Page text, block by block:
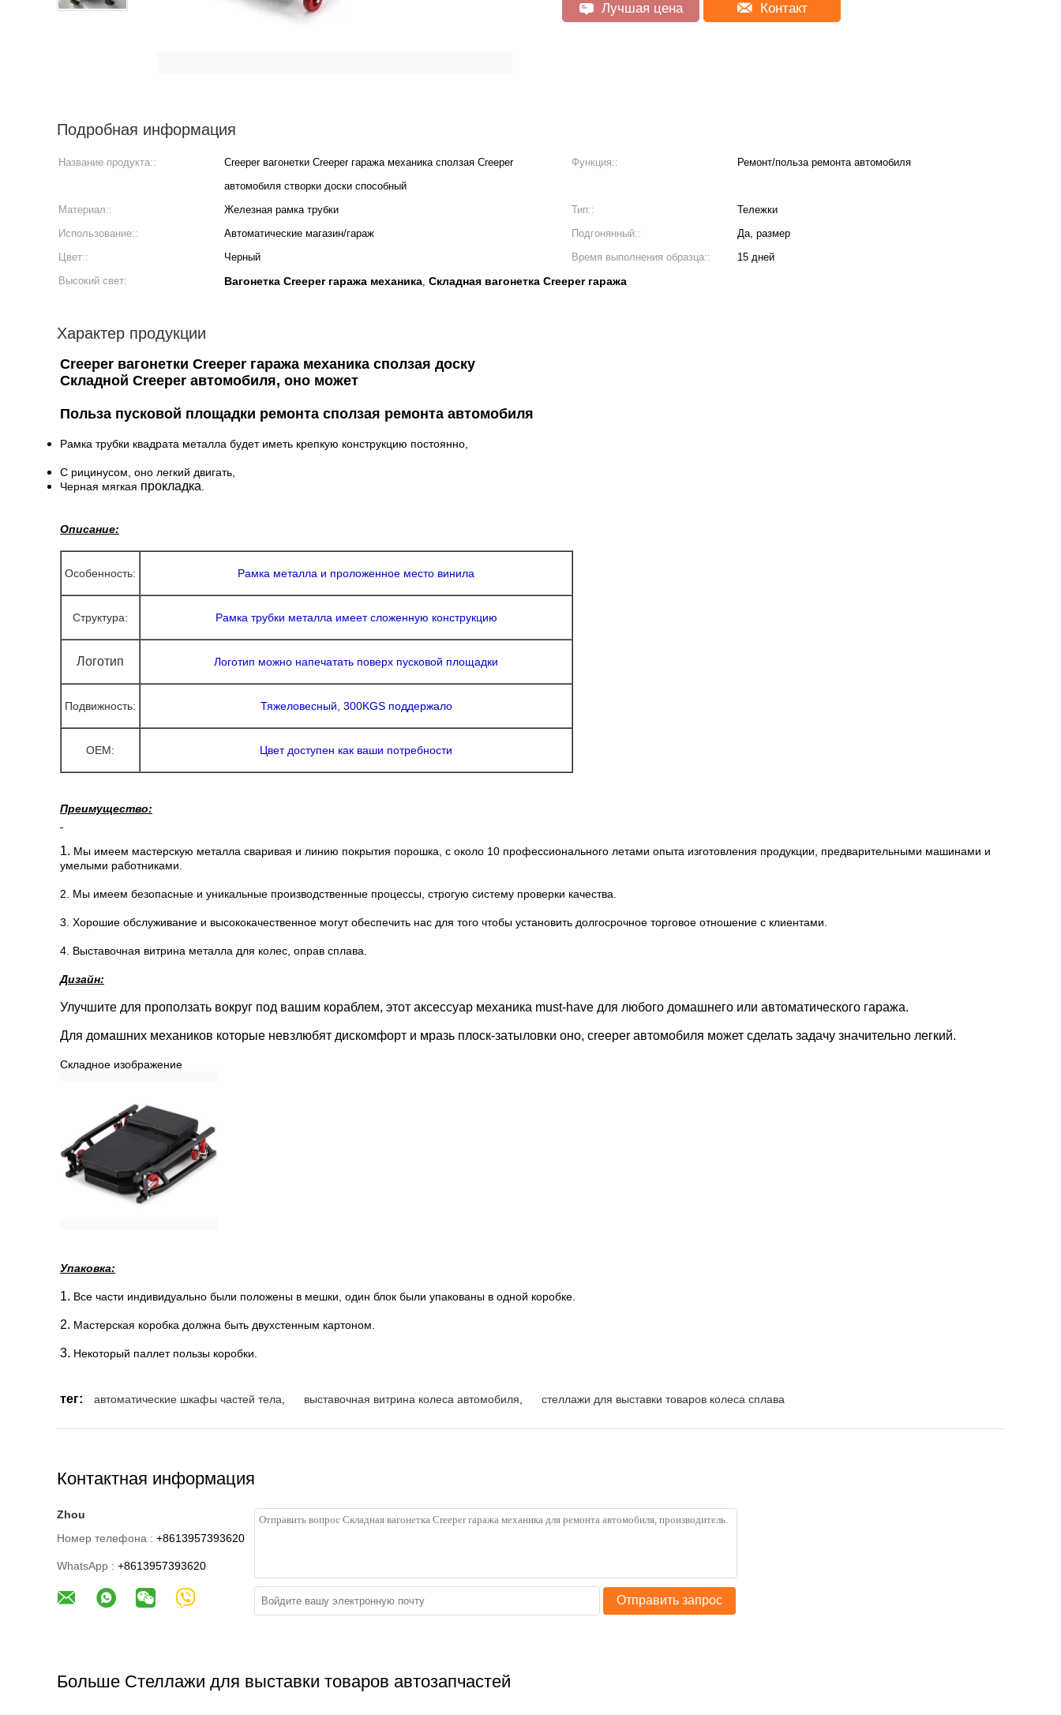
Лучшая цена Контакт
Подробная информация
Название продукта::
Creeper вагонетки Creeper гаража механика сползая Creeper
автомобиля створки доски способный
Функция:: Ремонт/польза ремонта автомобиля
Материал:: Железная рамка трубки Тип::
Тележки
Использование::
Автоматические магазин/гараж Подгонянный::
Да, размер
Цвет::
Черный Время выполнения образца::
15 дней
Высокий свет:
Вагонетка Creeper гаража механика, Складная вагонетка Creeper гаража
Характер продукции
Creeper вагонетки Creeper гаража механика сползая доску
Складной Creeper автомобиля, оно может
Польза пусковой площадки ремонта сползая ремонта автомобиля
Рамка трубки квадрата металла будет иметь крепкую конструкцию постоянно,
С рицинусом, оно легкий двигать,
Черная мягкая прокладка
Описание:
Особенность: Рамка металла и проложенное место винила
Структура: Рамка трубки металла имеет сложенную конструкцию
Логотип Логотип можно напечатать поверх пусковой площадки
Подвижность: Тяжеловесный, 300KGS поддержало
OEM: Цвет доступен как ваши потребности
Преимущество:
1. Мы имеем мастерскую металла сваривая и линию покрытия порошка, с около 10 профессионального летами опыта изготовления продукции, предварительными машинами и
умелыми работниками.
2. Мы имеем безопасные и уникальные производственные процессы, строгую систему проверки качества.
3. Хорошие обслуживание и высококачественное могут обеспечить нас для того чтобы установить долгосрочное торговое отношение с клиентами.
4. Выставочная витрина металла для колес, оправ сплава.
Дизайн:
Улучшите для проползать вокруг под вашим кораблем, этот аксессуар механика must-have для любого домашнего или автоматического гаража.
Для домашних механиков которые невзлюбят дискомфорт и мразь плоск-затыловки оно, creeper автомобиля может сделать задачу значительно легкий.
Складное изображение
Упаковка:
1. Все части индивидуально были положены в мешки, один блок были упакованы в одной коробке.
2. Мастерская коробка должна быть двухстенным картоном.
3. Некоторый паллет пользы коробки.
тег: автоматические шкафы частей тела выставочная витрина колеса автомобиля стеллажи для выставки товаров колеса сплава
Контактная информация
Zhou
Номер телефона : +8613957393620
WhatsApp : +8613957393620
Отправить запрос
Больше Стеллажи для выставки товаров автозапчастей